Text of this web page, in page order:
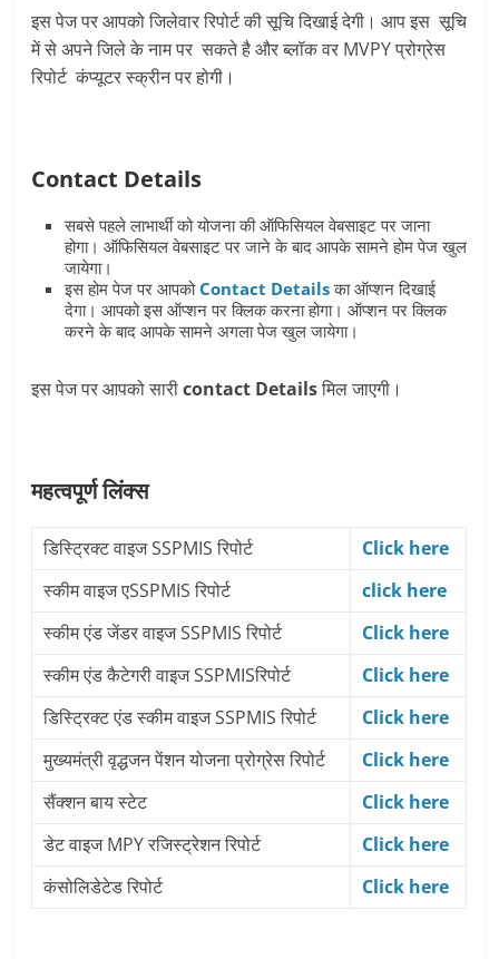
इस पेज पर आपको जिलेवार रिपोर्ट की सूचि दिखाई देगी। आप इस सूचि
में से अपने जिले के नाम पर सकते है और ब्लॉक वर MVPY प्रोग्रेस
रिपोर्ट कंप्यूटर स्क्रीन पर होगी।
Contact Details
सबसे पहले लाभार्थी को योजना की ऑफिसियल वेबसाइट पर जाना
होगा। ऑफिसियल वेबसाइट पर जाने के बाद आपके सामने होम पेज खुल
जायेगा।
इस होम पेज पर आपकोContact Details का ऑप्शन दिखाई
देगा। आपको इस ऑप्शन पर क्लिक करना होगा। ऑप्शन पर क्लिक
करने के बाद आपके सामने अगला पेज खुल जायेगा।
इस पेज पर आपको सारीcontact Detailsमिल जाएगी।
महत्वपूर्ण लिंक्स
डिस्ट्रिक्ट वाइज SSPMIS रिपोर्ट
Click here
स्कीम वाइज एSSPMIS रिपोर्ट
click here
स्कीम एंड जेंडर वाइज SSPMIS रिपोर्ट
Click here
स्कीम एंड कैटेगरी वाइज SSPMISरिपोर्ट
Click here
डिस्ट्रिक्ट एंड स्कीम वाइज SSPMIS रिपोर्ट
Click here
मुख्यमंत्री वृद्धजन पेंशन योजना प्रोग्रेस रिपोर्ट
Click here
सैंक्शन बाय स्टेट
Click here
डेट वाइज MPY रजिस्ट्रेशन रिपोर्ट
Click here
कंसोलिडेटेड रिपोर्ट
Click here